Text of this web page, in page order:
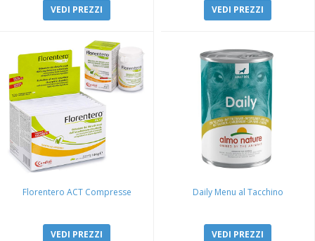
VEDI PREZZI VEDI PREZZI
Florentero ACT Compresse
VEDI PREZZI
Daily Menu al Tacchino
VEDI PREZZI